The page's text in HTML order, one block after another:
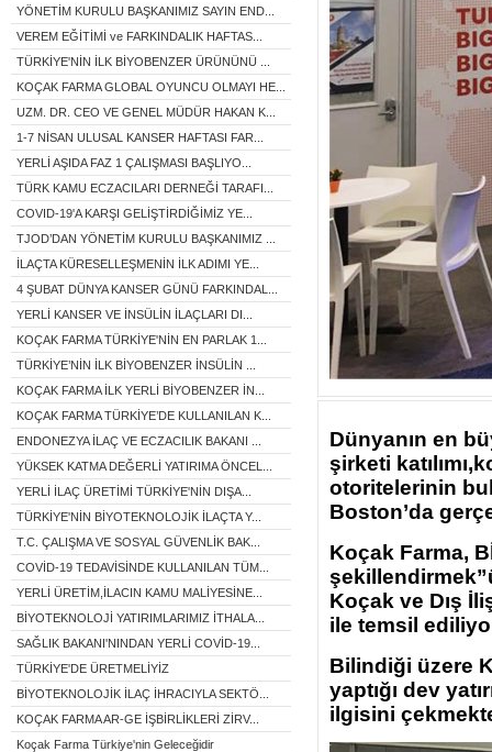
YÖNETİM KURULU BAŞKANIMIZ SAYIN END...
VEREM EĞİTİMİ ve FARKINDALIK HAFTAS...
TÜRKİYE'NİN İLK BİYOBENZER ÜRÜNÜNÜ ...
KOÇAK FARMA GLOBAL OYUNCU OLMAYI HE...
UZM. DR. CEO VE GENEL MÜDÜR HAKAN K...
1-7 NİSAN ULUSAL KANSER HAFTASI FAR...
YERLİ AŞIDA FAZ 1 ÇALIŞMASI BAŞLIYO...
TÜRK KAMU ECZACILARI DERNEĞİ TARAFI...
COVID-19'A KARŞI GELİŞTİRDİĞİMİZ YE...
TJOD’DAN YÖNETİM KURULU BAŞKANIMIZ ...
İLAÇTA KÜRESELLEŞMENİN İLK ADIMI YE...
4 ŞUBAT DÜNYA KANSER GÜNÜ FARKINDAL...
YERLİ KANSER VE İNSÜLİN İLAÇLARI DI...
KOÇAK FARMA TÜRKİYE'NİN EN PARLAK 1...
TÜRKİYE’NİN İLK BİYOBENZER İNSÜLİN ...
KOÇAK FARMA İLK YERLİ BİYOBENZER İN...
KOÇAK FARMA TÜRKİYE’DE KULLANILAN K...
ENDONEZYA İLAÇ VE ECZACILIK BAKANI ...
YÜKSEK KATMA DEĞERLİ YATIRIMA ÖNCEL...
YERLİ İLAÇ ÜRETİMİ TÜRKİYE'NİN DIŞA...
TÜRKİYE'NİN BİYOTEKNOLOJİK İLAÇTA Y...
T.C. ÇALIŞMA VE SOSYAL GÜVENLİK BAK...
COVİD-19 TEDAVİSİNDE KULLANILAN TÜM...
YERLİ ÜRETİM,İLACIN KAMU MALİYESİNE...
BİYOTEKNOLOJİ YATIRIMLARIMIZ İTHALA...
SAĞLIK BAKANI'NINDAN YERLİ COVİD-19...
TÜRKİYE'DE ÜRETMELİYİZ
BİYOTEKNOLOJİK İLAÇ İHRACIYLA SEKTÖ...
KOÇAK FARMA AR-GE İŞBİRLİKLERİ ZİRV...
Koçak Farma Türkiye'nin Geleceğidir
Dünyanın en
şirketi
otoritelerinin
Boston’da
Koçak Farma,
Koçak ve Dış
ile temsil
Bilindiği üzere
yaptığı dev
ilgisini